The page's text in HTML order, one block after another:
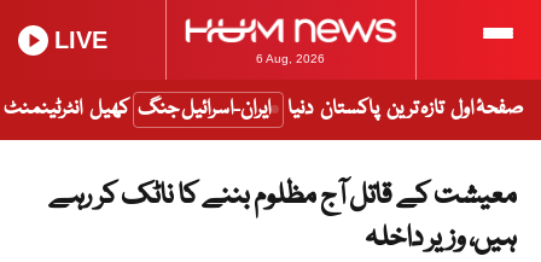
6 Aug, 2026
LIVE
صفحۂ اول تازہ ترین پاکستان دنیا ایران-اسرائیل جنگ کھیل انٹرٹینمنٹ
معیشت کے قاتل آج مظلوم بننے کا ناٹک کر رہے
ہیں، وزیر داخلہ